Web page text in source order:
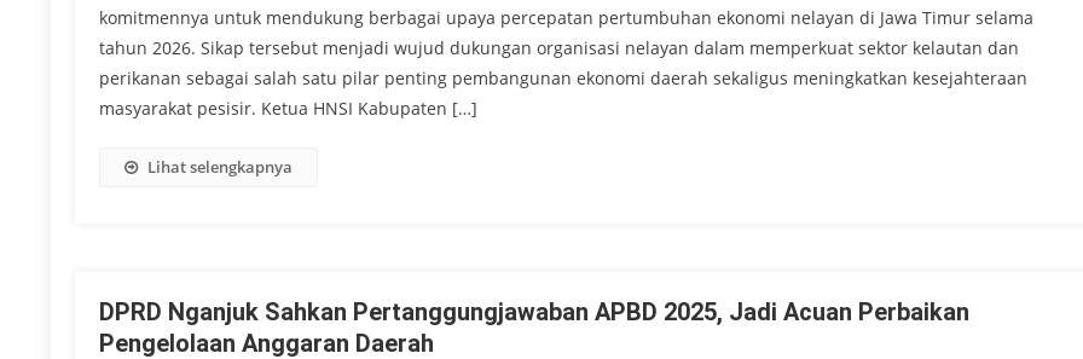
komitmennya untuk mendukung berbagai upaya percepatan pertumbuhan ekonomi nelayan di Jawa Timur selama
tahun 2026. Sikap tersebut menjadi wujud dukungan organisasi nelayan dalam memperkuat sektor kelautan dan
perikanan sebagai salah satu pilar penting pembangunan ekonomi daerah sekaligus meningkatkan kesejahteraan
masyarakat pesisir. Ketua HNSI Kabupaten […]
Lihat selengkapnya
DPRD Nganjuk Sahkan Pertanggungjawaban APBD 2025, Jadi Acuan Perbaikan
Pengelolaan Anggaran Daerah